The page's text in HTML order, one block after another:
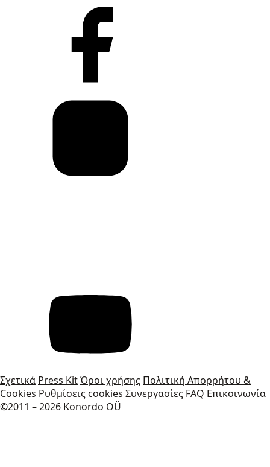
Σχετικά Press KitΌροι χρήσης Πολιτική Απορρήτου &
Cookies Ρυθμίσεις cookies Συνεργασίες FAQ Επικοινωνία
©2011 – 2026 Konordo OÜ